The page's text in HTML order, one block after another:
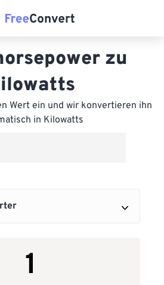
zu
Wert ein und wir konvertieren ihn
in Kilowatts